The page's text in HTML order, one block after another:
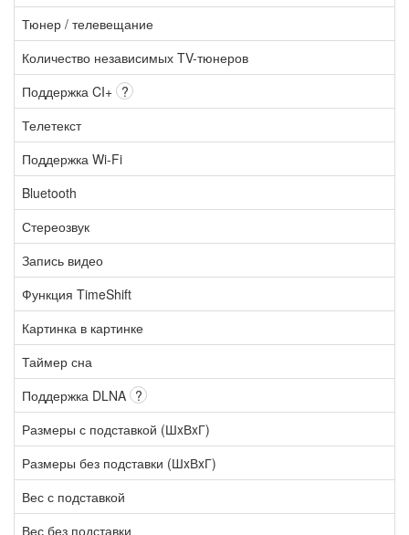
Тюнер / телевещание
Количество независимых TV-тюнеров
Поддержка CI+ ?
Телетекст
Поддержка Wi-Fi
Bluetooth
Стереозвук
Запись видео
Функция TimeShift
Картинка в картинке
Таймер сна
Поддержка DLNA ?
Размеры с подставкой (ШxВxГ)
Размеры без подставки (ШxВxГ)
Вес с подставкой
Вес без подставки